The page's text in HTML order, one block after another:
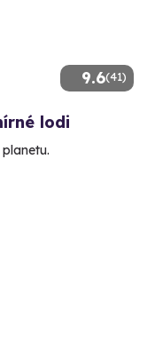
9.6(41)
lodi